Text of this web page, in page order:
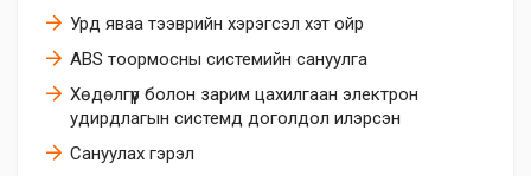
Урд яваа тээврийн хэрэгсэл хэт ойр
ABS тоормосны системийн сануулга
Хөдөлгүүр болон зарим цахилгаан электрон
удирдлагын системд доголдол илэрсэн
Сануулах гэрэл